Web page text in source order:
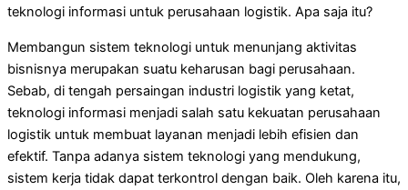
teknologi informasi untuk perusahaan logistik. Apa saja itu?
Membangun sistem teknologi untuk menunjang aktivitas
bisnisnya merupakan suatu keharusan bagi perusahaan.
Sebab, di tengah persaingan industri logistik yang ketat,
teknologi informasi menjadi salah satu kekuatan perusahaan
logistik untuk membuat layanan menjadi lebih efisien dan
efektif. Tanpa adanya sistem teknologi yang mendukung,
sistem kerja tidak dapat terkontrol dengan baik. Oleh karena itu,